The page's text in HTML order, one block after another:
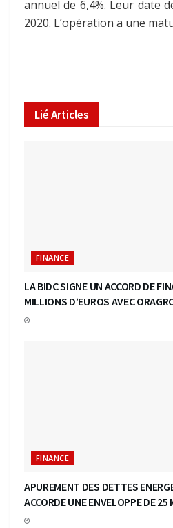
annuel de 6,4%. Leur date
2020. L’opération a une
LiéArticles
FINANCE
LA BIDC SIGNE UN ACCORD DE
MILLIONS D’EUROS AVEC
FINANCE
APUREMENT DES DETTES
ACCORDE UNE ENVELOPPE DE